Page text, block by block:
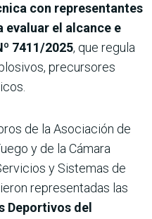
con representantes
el alcance e
7411/2025, que regula
precursores
de la Asociación de
y de la Cámara
y Sistemas de
representadas las
Deportivos del